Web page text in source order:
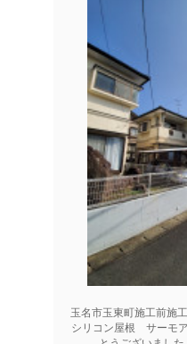
玉名市玉東町施工前施
シリコン屋根 サーモ